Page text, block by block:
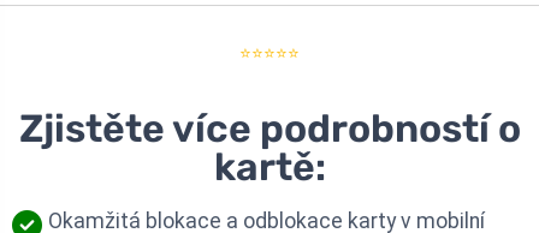
⭐⭐⭐⭐⭐
Zjistěte více podrobností o
kartě:
Okamžitá blokace a odblokace karty v mobilní